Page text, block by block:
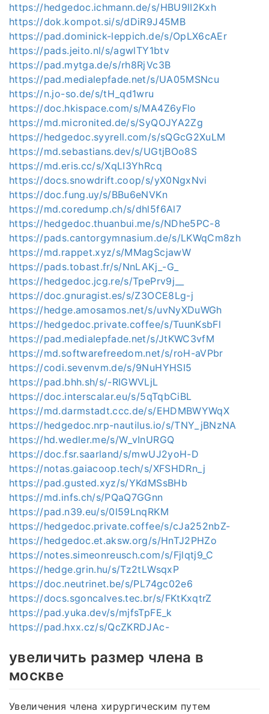
https://hedgedoc.ichmann.de/s/HBU9lI2Kxh
https://dok.kompot.si/s/dDiR9J45MB
https://pad.dominick-leppich.de/s/OpLX6cAEr
https://pads.jeito.nl/s/agwlTY1btv
https://pad.mytga.de/s/rh8RjVc3B
https://pad.medialepfade.net/s/UA05MSNcu
https://n.jo-so.de/s/tH_qd1wru
https://doc.hkispace.com/s/MA4Z6yFlo
https://md.micronited.de/s/SyQOJYA2Zg
https://hedgedoc.syyrell.com/s/sQGcG2XuLM
https://md.sebastians.dev/s/UGtjBOo8S
https://md.eris.cc/s/XqLI3YhRcq
https://docs.snowdrift.coop/s/yX0NgxNvi
https://doc.fung.uy/s/BBu6eNVKn
https://md.coredump.ch/s/dhl5f6Al7
https://hedgedoc.thuanbui.me/s/NDhe5PC-8
https://pads.cantorgymnasium.de/s/LKWqCm8zh
https://md.rappet.xyz/s/MMagScjawW
https://pads.tobast.fr/s/NnLAKj_-G_
https://hedgedoc.jcg.re/s/TpePrv9j__
https://doc.gnuragist.es/s/Z3OCE8Lg-j
https://hedge.amosamos.net/s/uvNyXDuWGh
https://hedgedoc.private.coffee/s/TuunKsbFl
https://pad.medialepfade.net/s/JtKWC3vfM
https://md.softwarefreedom.net/s/roH-aVPbr
https://codi.sevenvm.de/s/9NuHYHSI5
https://pad.bhh.sh/s/-RIGWVLjL
https://doc.interscalar.eu/s/5qTqbCiBL
https://md.darmstadt.ccc.de/s/EHDMBWYWqX
https://hedgedoc.nrp-nautilus.io/s/TNY_jBNzNA
https://hd.wedler.me/s/W_vInURGQ
https://doc.fsr.saarland/s/mwUJ2yoH-D
https://notas.gaiacoop.tech/s/XFSHDRn_j
https://pad.gusted.xyz/s/YKdMSsBHb
https://md.infs.ch/s/PQaQ7GGnn
https://pad.n39.eu/s/0l59LnqRKM
https://hedgedoc.private.coffee/s/cJa252nbZ-
https://hedgedoc.et.aksw.org/s/HnTJ2PHZo
https://notes.simeonreusch.com/s/Fjlqtj9_C
https://hedge.grin.hu/s/Tz2tLWsqxP
https://doc.neutrinet.be/s/PL74gc02e6
https://docs.sgoncalves.tec.br/s/FKtKxqtrZ
https://pad.yuka.dev/s/mjfsTpFE_k
https://pad.hxx.cz/s/QcZKRDJAc-
увеличить размер члена в
москве
Увеличения члена хирургическим путем